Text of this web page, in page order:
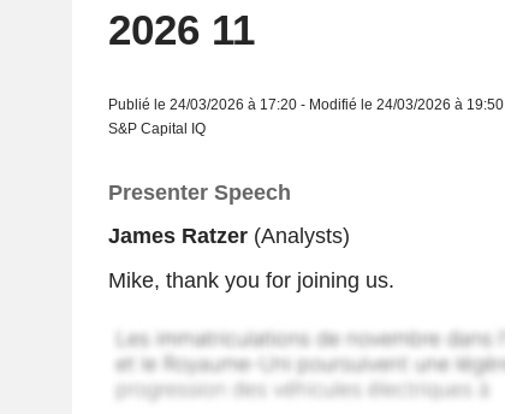
2026 11
Publié le 24/03/2026 à 17:20 - Modifié le 24/03/2026 à 19:50
S&P Capital IQ
Presenter Speech
James Ratzer(Analysts)
Mike, thank you for joining us.